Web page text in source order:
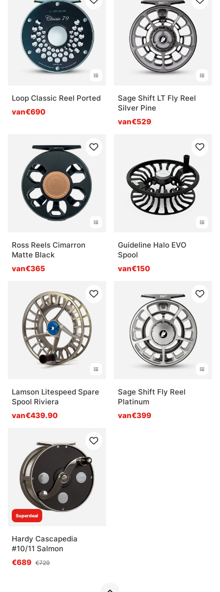
Loop Classic Reel Ported
van€690
Sage Shift LT Fly Reel
Silver Pine
van€529
Ross Reels Cimarron
Matte Black
van€365
Guideline Halo EVO
Spool
van€150
Lamson Litespeed Spare
Spool Riviera
van€439.90
Sage Shift Fly Reel
Platinum
van€399
Superdeal
Hardy Cascapedia
#10/11 Salmon
€689 €729